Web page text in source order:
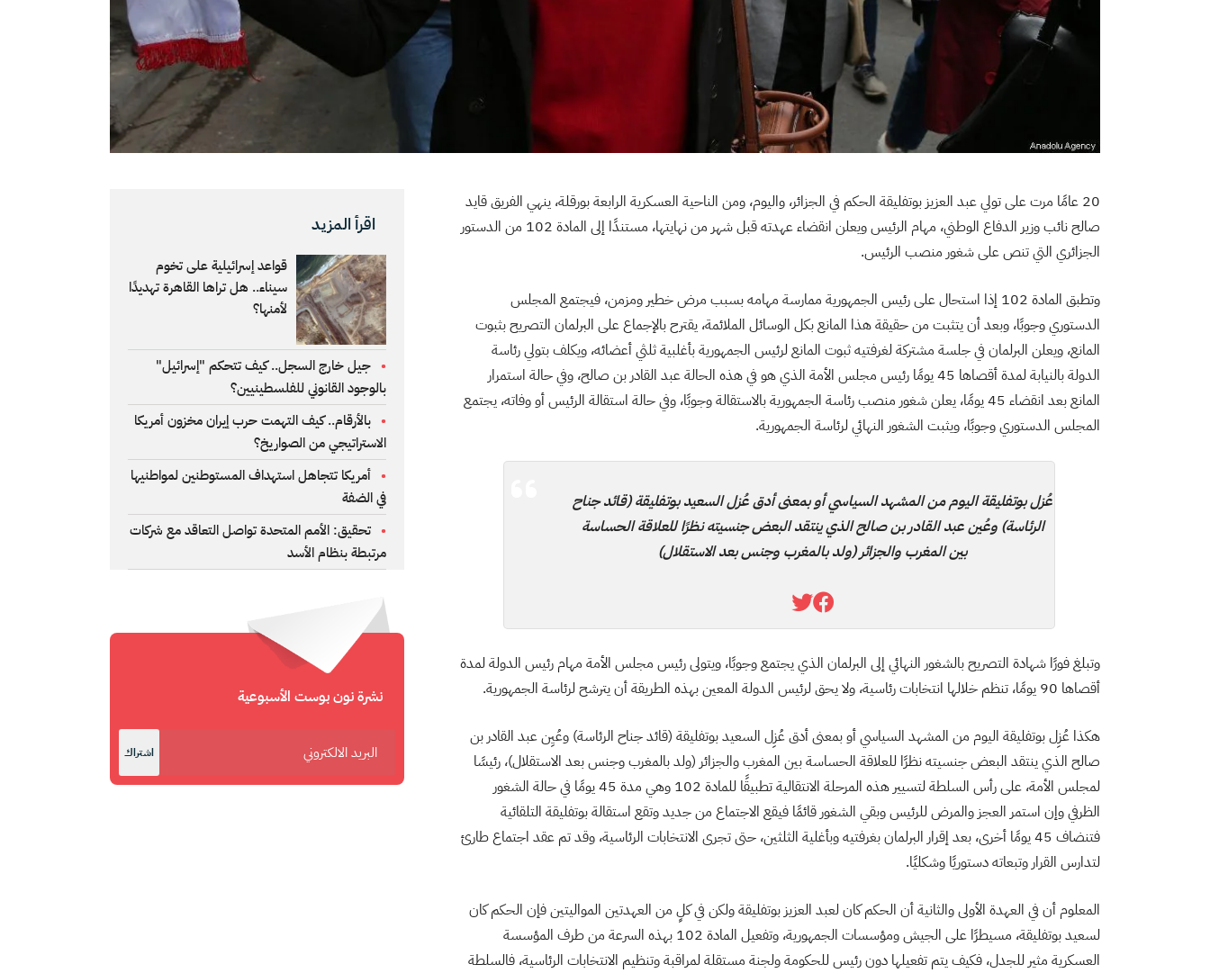
20 عامًا مرت على تولي عبد العزيز بوتفليقة الحكم في الجزائر، واليوم، ومن الناحية العسكرية الرابعة بورقلة، ينهي الفريق قايد
صالح نائب وزير الدفاع الوطني، مهام الرئيس ويعلن انقضاء عهدته قبل شهر من نهايتها، مستندًا إلى المادة 102 من الدستور
الجزائري التي تنص على شغور منصب الرئيس.
وتطبق المادة 102 إذا استحال على رئيس الجمهورية ممارسة مهامه بسبب مرض خطير ومزمن، فيجتمع المجلس
الدستوري وجوبًا، وبعد أن يتثبت من حقيقة هذا المانع بكل الوسائل الملائمة، يقترح بالإجماع على البرلمان التصريح بثبوت
المانع، ويعلن البرلمان في جلسة مشتركة لغرفتيه ثبوت المانع لرئيس الجمهورية بأغلبية ثلثي أعضائه، ويكلف بتولي رئاسة
الدولة بالنيابة لمدة أقصاها 45 يومًا رئيس مجلس الأمة الذي هو في هذه الحالة عبد القادر بن صالح، وفي حالة استمرار
المانع بعد انقضاء 45 يومًا، يعلن شغور منصب رئاسة الجمهورية بالاستقالة وجوبًا، وفي حالة استقالة الرئيس أو وفاته، يجتمع
المجلس الدستوري وجوبًا، ويثبت الشغور النهائي لرئاسة الجمهورية.
عُزل بوتفليقة اليوم من المشهد السياسي أو بمعنى أدق عُزل السعيد بوتفليقة (قائد جناح
الرئاسة) وعُين عبد القادر بن صالح الذي ينتقد البعض جنسيته نظرًا للعلاقة الحساسة
بين المغرب والجزائر (ولد بالمغرب وجنس بعد الاستقلال)
وتبلغ فورًا شهادة التصريح بالشغور النهائي إلى البرلمان الذي يجتمع وجوبًا، ويتولى رئيس مجلس الأمة مهام رئيس الدولة لمدة
أقصاها 90 يومًا، تنظم خلالها انتخابات رئاسية، ولا يحق لرئيس الدولة المعين بهذه الطريقة أن يترشح لرئاسة الجمهورية
.
هكذا عُزِل بوتفليقة اليوم من المشهد السياسي أو بمعنى أدق عُزِل السعيد بوتفليقة (قائد جناح الرئاسة) وعُيِن عبد القادر بن
صالح الذي ينتقد البعض جنسيته نظرًا للعلاقة الحساسة بين المغرب والجزائر (ولد بالمغرب وجنس بعد الاستقلال)، رئيسًا
لمجلس الأمة، على رأس السلطة لتسيير هذه المرحلة الانتقالية تطبيقًا للمادة 102 وهي مدة 45 يومًا في حالة الشغور
الظرفي وإن استمر العجز والمرض للرئيس وبقي الشغور قائمًا فيقع الاجتماع من جديد وتقع استقالة بوتفليقة التلقائية
فتنضاف 45 يومًا أخرى، بعد إقرار البرلمان بغرفتيه وبأغلية الثلثين، حتى تجرى الانتخابات الرئاسية، وقد تم عقد اجتماع طارئ
لتدارس القرار وتبعاته دستوريًا وشكليًا.
المعلوم أن في العهدة الأولى والثانية أن الحكم كان لعبد العزيز بوتفليقة ولكن في كلٍ من العهدتين المواليتين فإن الحكم كان
لسعيد بوتفليقة، مسيطرًا على الجيش ومؤسسات الجمهورية، وتفعيل المادة 102 بهذه السرعة من طرف المؤسسة
العسكرية مثير للجدل، فكيف يتم تفعيلها دون رئيس للحكومة ولجنة مستقلة لمراقبة وتنظيم الانتخابات الرئاسية، فالسلطة
اقرأ المزيد
قواعد إسرائيلية على تخوم
سيناء.. هل تراها القاهرة تهديدًا
لأمنها؟
جيل خارج السجل.. كيف تتحكم "إسرائيل"
بالوجود القانوني للفلسطينيين؟
بالأرقام.. كيف التهمت حرب إيران مخزون أمريكا
الاستراتيجي من الصواريخ؟
أمريكا تتجاهل استهداف المستوطنين لمواطنيها
في الضفة
تحقيق: الأمم المتحدة تواصل التعاقد مع شركات
مرتبطة بنظام الأسد
نشرة نون بوست الأسبوعية
اشتراك